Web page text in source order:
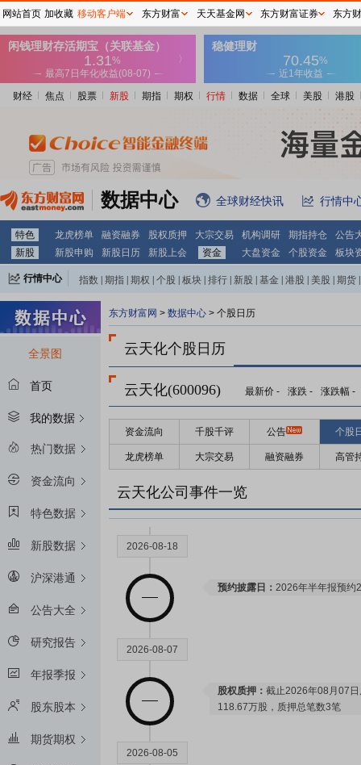
财经 焦点 股票 新股 期指 期权 行情 数据 全球 美股 港股
数据中心 全球财经快讯 行情中
特色 龙虎榜单 融资融券 股权质押 大宗交易 机构调研 期指持仓
公告
新股
新股申购 新股日历 新股上会 资金 大盘资金 个股资金 板块
行情中心 指数 期指 期权 个股 板块 排行 新股 基金 港股 美股 期货
全景图
首页
我的数据
热门数据
资金流向
特色数据
新股数据
沪深港通
公告大全
研究报告
年报季报
股东股本
期货期权
东方财富网 > 数据中心 > 个股日历
云天化个股日历
云天化(600096) 最新价 - 涨跌 - 涨跌幅 -
资金流向 千股千评 公告 个股
龙虎榜单 大宗交易 融资融券 高管
云天化公司事件一览
2026-08-18
预约披露日： 2026年半年报预约
2026-08-07
股权质押： 截止2026年08月07
118.67万股，质押总笔数3笔
2026-08-05
网站首页 加收藏 移动客户端 东方财富 天天基金网 东方财富证券 东方